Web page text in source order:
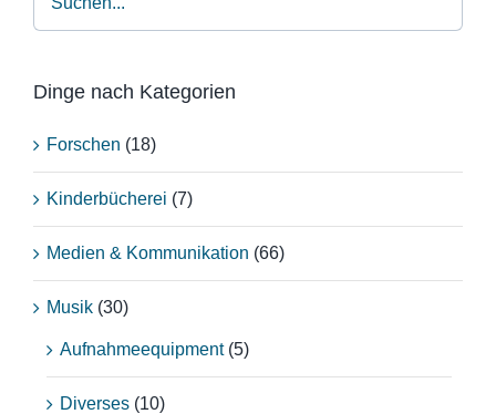
Dinge nach Kategorien
Forschen (18)
Kinderbücherei (7)
Medien & Kommunikation (66)
Musik (30)
Aufnahmeequipment (5)
Diverses (10)